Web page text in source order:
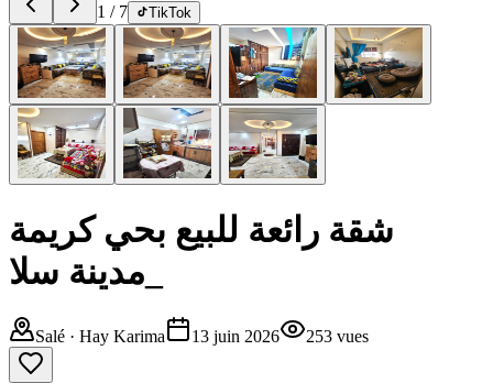
1 / 7 TikTok
شقة رائعة للبيع بحي كريمة
_مدينة سلا
Salé · Hay Karima 13 juin 2026 253 vues